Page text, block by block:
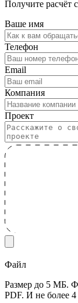
Получите расчёт
Ваше имя
Телефон
Email
Компания
Проект
Файл
Размер до 5 МБ.
PDF. И не более